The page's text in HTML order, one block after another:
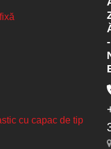
cu capac de tip
-